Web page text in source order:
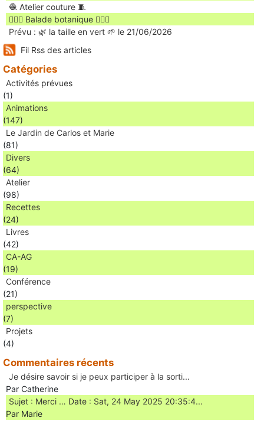
🧶 Atelier couture 🧵
🚶🏻‍♀️ Balade botanique 🚶🏻‍♂️
Prévu : 🌿 la taille en vert 🌱 le 21/06/2026
Fil Rss des articles
Catégories
Activités prévues
(1)
Animations
(147)
Le Jardin de Carlos et Marie
(81)
Divers
(64)
Atelier
(98)
Recettes
(24)
Livres
(42)
CA-AG
(19)
Conférence
(21)
perspective
(7)
Projets
(4)
Commentaires récents
Je désire savoir si je peux participer à la sorti...
Par Catherine
Sujet : Merci … Date : Sat, 24 May 2025 20:35:4...
Par Marie